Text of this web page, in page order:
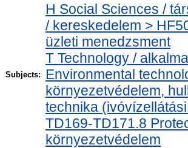
Subjects:
H Social Sciences /
/ kereskedelem >
üzleti menedzsment
T Technology /
Environmental
környezetvédelem,
technika
TD169-TD171.8
környezetvédelem